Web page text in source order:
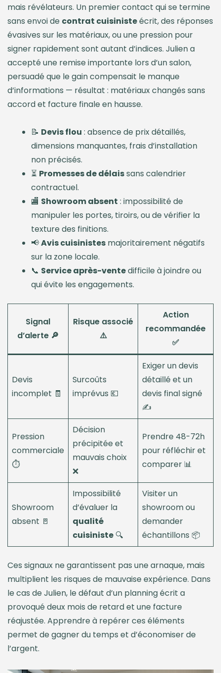
mais révélateurs. Un premier contact qui se termine
sans envoi de contrat cuisinisteécrit, des réponses
évasives sur les matériaux, ou une pression pour
signer rapidement sont autant d’indices. Julien a
accepté une remise importante lors d’un salon,
persuadé que le gain compensait le manque
d’informations — résultat : matériaux changés sans
accord et facture finale en hausse.
📝 Devis flou : absence de prix détaillés,
dimensions manquantes, frais d’installation
non précisés.
⏳ Promesses de délaissans calendrier
contractuel.
🏬 Showroom absent : impossibilité de
manipuler les portes, tiroirs, ou de vérifier la
texture des finitions.
📢Avis cuisinistes majoritairement négatifs
sur la zone locale.
📞 Service après-ventedifficile à joindre ou
qui évite les engagements.
Signal
d’alerte 🔎
Risque associé
⚠️
Action
recommandée
✅
Devis
incomplet 🧾
Surcoûts
imprévus 💶
Exiger un devis
détaillé et un
devis final signé
✍️
Pression
commerciale
⏱️
Décision
précipitée et
mauvais choix
❌
Prendre 48-72h
pour réfléchir et
comparer 📊
Showroom
absent 🚪
Impossibilité
d’évaluer la
qualité
cuisiniste 🔍
Visiter un
showroom ou
demander
échantillons 📦
Ces signaux ne garantissent pas une arnaque, mais
multiplient les risques de mauvaise expérience. Dans
le cas de Julien, le défaut d’un planning écrit a
provoqué deux mois de retard et une facture
réajustée. Apprendre à repérer ces éléments
permet de gagner du temps et d’économiser de
l’argent.